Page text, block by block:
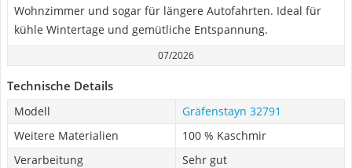
Wohnzimmer und sogar für längere Autofahrten. Ideal für
kühle Wintertage und gemütliche Entspannung.
07/2026
Technische Details
Modell
Gräfenstayn 32791
Weitere Materialien
100 % Kaschmir
Verarbeitung
Sehr gut